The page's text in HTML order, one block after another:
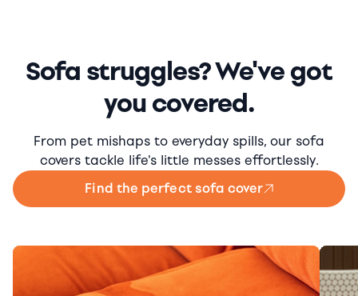
Sofa struggles? We've got
you covered.
From pet mishaps to everyday spills, our sofa
covers tackle life's little messes effortlessly.
Find the perfect sofa cover